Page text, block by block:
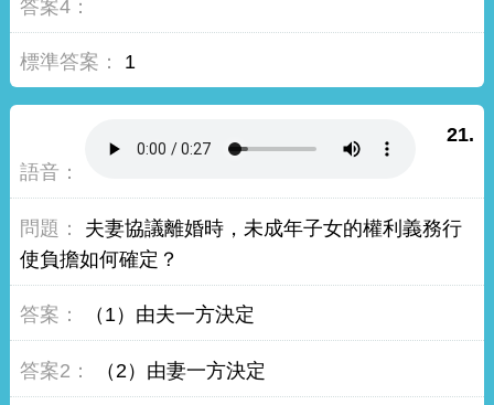
1
21.
夫妻協議離婚時，未成年子女的權利義務行
使負擔如何確定？
（1）由夫一方決定
（2）由妻一方決定